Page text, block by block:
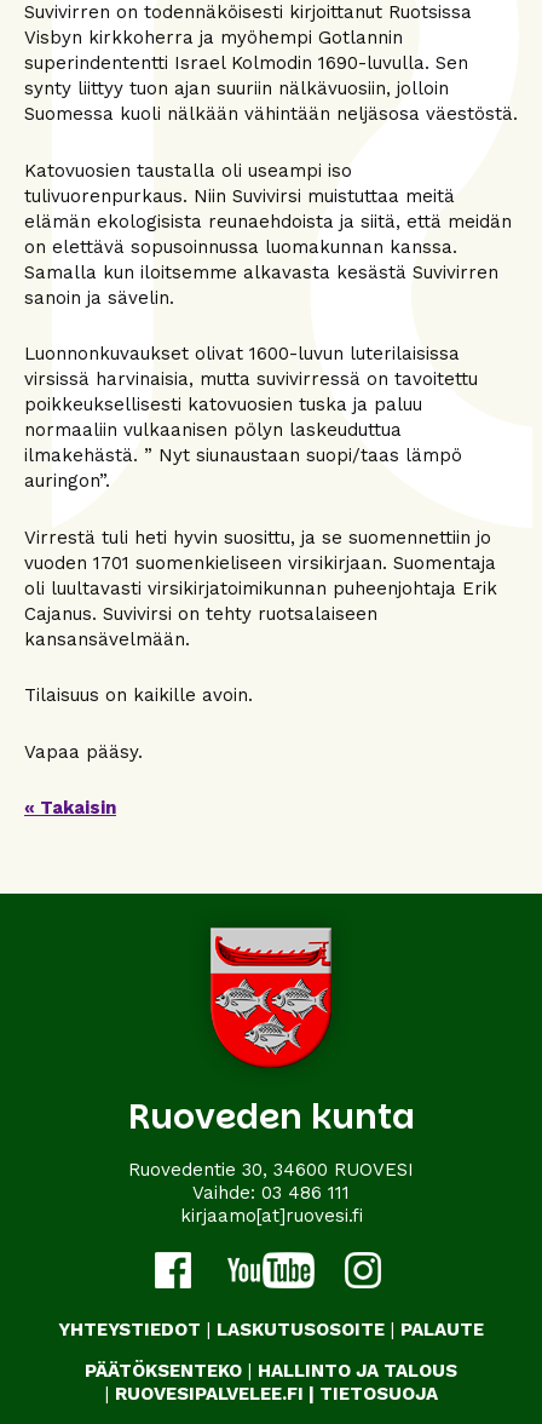
Suvivirren on todennäköisesti kirjoittanut Ruotsissa
Visbyn kirkkoherra ja myöhempi Gotlannin
superindententti Israel Kolmodin 1690-luvulla. Sen
synty liittyy tuon ajan suuriin nälkävuosiin, jolloin
Suomessa kuoli nälkään vähintään neljäsosa väestöstä.
Katovuosien taustalla oli useampi iso
tulivuorenpurkaus. Niin Suvivirsi muistuttaa meitä
elämän ekologisista reunaehdoista ja siitä, että meidän
on elettävä sopusoinnussa luomakunnan kanssa.
Samalla kun iloitsemme alkavasta kesästä Suvivirren
sanoin ja sävelin.
Luonnonkuvaukset olivat 1600-luvun luterilaisissa
virsissä harvinaisia, mutta suvivirressä on tavoitettu
poikkeuksellisesti katovuosien tuska ja paluu
normaaliin vulkaanisen pölyn laskeuduttua
ilmakehästä. ” Nyt siunaustaan suopi/taas lämpö
auringon”.
Virrestä tuli heti hyvin suosittu, ja se suomennettiin jo
vuoden 1701 suomenkieliseen virsikirjaan. Suomentaja
oli luultavasti virsikirjatoimikunnan puheenjohtaja Erik
Cajanus. Suvivirsi on tehty ruotsalaiseen
kansansävelmään.
Tilaisuus on kaikille avoin.
Vapaa pääsy.
« Takaisin
Ruoveden kunta
Ruovedentie 30, 34600 RUOVESI
Vaihde: 03 486 111
kirjaamo[at]ruovesi.fi
YHTEYSTIEDOT | LASKUTUSOSOITE | PALAUTE
PÄÄTÖKSENTEKO | HALLINTO JA TALOUS
| RUOVESIPALVELEE.FI | TIETOSUOJA